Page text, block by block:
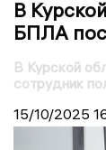
В
БПЛА
В Курской
сотрудник
15/10/2025